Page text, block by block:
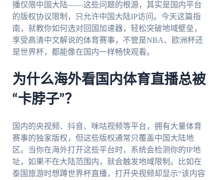
播仅限中国大陆——这些问题的根源，其实是国内平台
的版权协议限制，只允许中国大陆IP访问。今天这篇指
南，就教你如何选对回国加速器，轻松突破地域壁垒，
享受高清中文解说的体育赛事，不管是NBA、欧洲杯还
是世界杯，都能像在国内一样畅快观看。
为什么海外看国内体育直播总被
“卡脖子”？
国内的央视频、抖音、咪咕视频等平台，拥有大量体育
赛事的独家版权，但这些版权通常只覆盖中国大陆地
区。当你在海外打开这些平台时，系统会检测你的IP地
址，如果不在大陆范围内，就会触发地域限制。比如在
泰国旅游时想蹲世界杯直播，打开央视频却显示“该内容